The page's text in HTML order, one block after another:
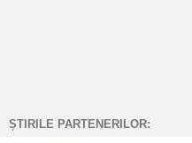
ȘTIRILE PARTENERILOR: